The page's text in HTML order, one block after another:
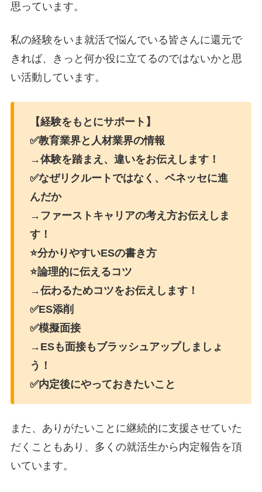
思っています。
私の経験をいま就活で悩んでいる皆さんに還元で
きれば、きっと何か役に立てるのではないかと思
い活動しています。
【経験をもとにサポート】
✅教育業界と人材業界の情報
→体験を踏まえ、違いをお伝えします！
✅なぜリクルートではなく、ベネッセに進
んだか
→ファーストキャリアの考え方お伝えしま
す！
⭐️分かりやすいESの書き方
⭐️論理的に伝えるコツ
→伝わるためコツをお伝えします！
✅ES添削
✅模擬面接
→ESも面接もブラッシュアップしましょ
う！
✅内定後にやっておきたいこと
また、ありがたいことに継続的に支援させていた
だくこともあり、多くの就活生から内定報告を頂
いています。